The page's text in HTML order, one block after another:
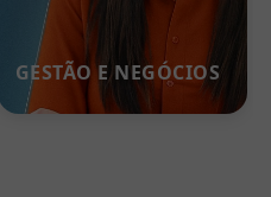
GESTÃO E NEGÓCIOS